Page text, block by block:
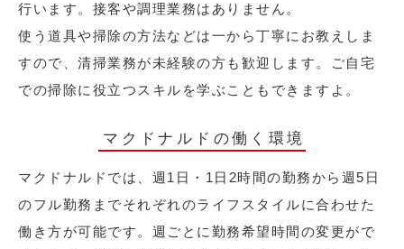
行います。接客や調理業務はありません。
使う道具や掃除の方法などは一から丁寧にお教えしま
すので、清掃業務が未経験の方も歓迎します。ご自宅
での掃除に役立つスキルを学ぶこともできますよ。
マクドナルドの働く環境
マクドナルドでは、週1日・1日2時間の勤務から週5日
のフル勤務までそれぞれのライフスタイルに合わせた
働き方が可能です。週ごとに勤務希望時間の変更がで